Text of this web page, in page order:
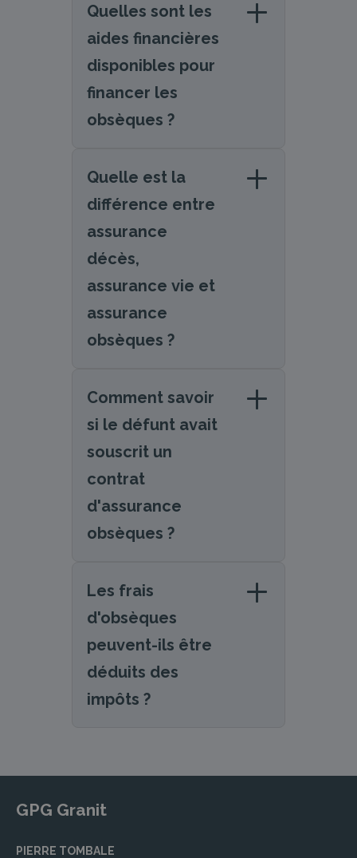
Quelles sont les
aides financières
disponibles pour
financer les
obsèques ?
Quelle est la
différence entre
assurance
décès,
assurance vie et
assurance
obsèques ?
Comment savoir
si le défunt avait
souscrit un
contrat
d'assurance
obsèques ?
Les frais
d'obsèques
peuvent-ils être
déduits des
impôts ?
GPG Granit
PIERRE TOMBALE